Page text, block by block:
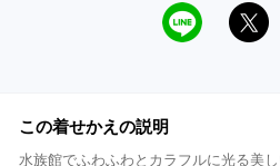
この着せかえの説明
水族館でふわふわとカラフルに光る美